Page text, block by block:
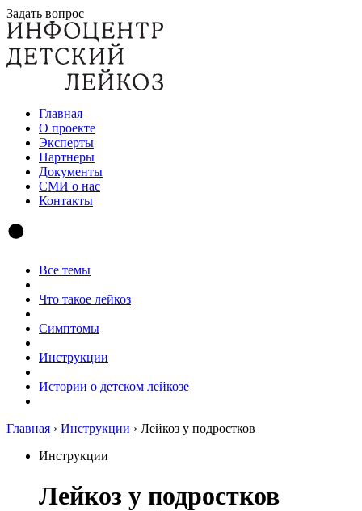
Задать вопрос
Главная
О проекте
Эксперты
Партнеры
Документы
СМИ о нас
Контакты
Все темы
Что такое лейкоз
Симптомы
Инструкции
Истории о детском лейкозе
Главная › Инструкции › Лейкоз у подростков
Инструкции
Лейкоз у под­рос­тков